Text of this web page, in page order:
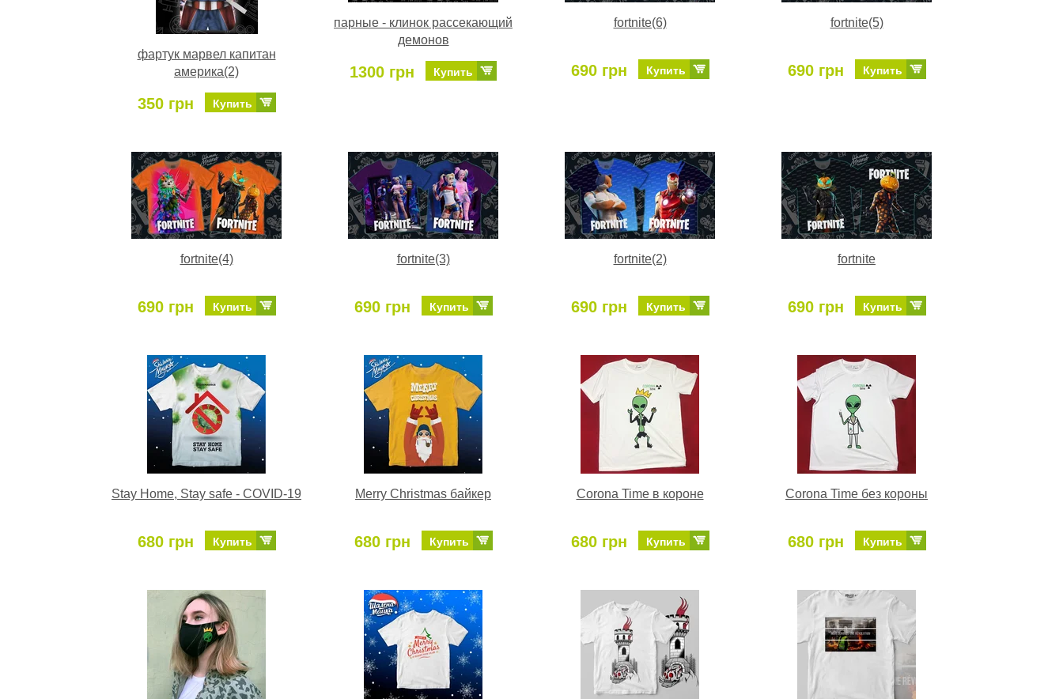
фартук марвел капитан
америка(2)
350 грн Купить
парные - клинок рассекающий
демонов
1300 грн Купить
fortnite(6)
690 грн Купить
fortnite(5)
690 грн Купить
fortnite(4)
690 грн Купить
fortnite(3)
690 грн Купить
fortnite(2)
690 грн Купить
fortnite
690 грн Купить
Stay Home, Stay safe - COVID-19
680 грн Купить
Merry Christmas байкер
680 грн Купить
Corona Time в короне
680 грн Купить
Corona Time без короны
680 грн Купить